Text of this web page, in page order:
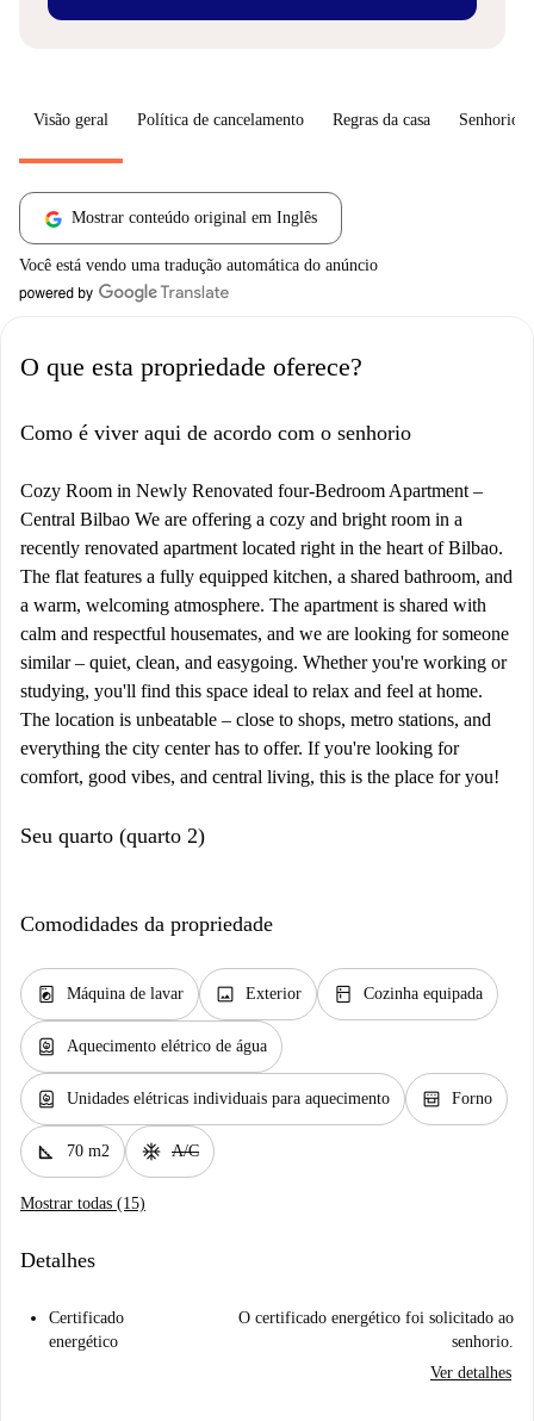
Visão geral Política de cancelamento Regras da casa Senhorio
Mostrar conteúdo original em Inglês
Você está vendo uma tradução automática do anúncio
O que esta propriedade oferece?
Como é viver aqui de acordo com o senhorio
Cozy Room in Newly Renovated four-Bedroom Apartment –
Central Bilbao We are offering a cozy and bright room in a
recently renovated apartment located right in the heart of Bilbao.
The flat features a fully equipped kitchen, a shared bathroom, and
a warm, welcoming atmosphere. The apartment is shared with
calm and respectful housemates, and we are looking for someone
similar – quiet, clean, and easygoing. Whether you're working or
studying, you'll find this space ideal to relax and feel at home.
The location is unbeatable – close to shops, metro stations, and
everything the city center has to offer. If you're looking for
comfort, good vibes, and central living, this is the place for you!
Seu quarto (quarto 2)
Comodidades da propriedade
local_laundry_service Máquina de lavar image Exterior kitchen Cozinha equipada
water_heater Aquecimento elétrico de água
water_heater Unidades elétricas individuais para aquecimento oven_gen Forno
square_foot 70 m2 ac_unit A/C
Mostrar todas (15)
Detalhes
Certificado
energético
O certificado energético foi solicitado ao
senhorio.
Ver detalhes